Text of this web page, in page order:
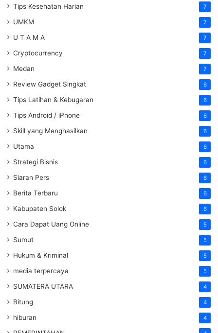
Tips Kesehatan Harian 7
UMKM 7
U T A M A 7
Cryptocurrency 7
Medan 7
Review Gadget Singkat 6
Tips Latihan & Kebugaran 6
Tips Android / iPhone 6
Skill yang Menghasilkan 6
Utama 6
Strategi Bisnis 6
Siaran Pers 6
Berita Terbaru 6
Kabupaten Solok 6
Cara Dapat Uang Online 5
Sumut 5
Hukum & Kriminal 5
media terpercaya 5
SUMATERA UTARA 4
Bitung 4
hiburan 4